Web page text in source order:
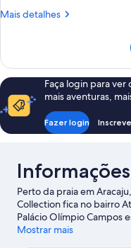
Mais detalhes
Mais
Executiva
Premium Faça login para
mais aventuras,
Fazer login
Perto da praia em
Collection fica no bairro
Palácio Olímpio Campos
local. No entanto, a
Mostrar mais